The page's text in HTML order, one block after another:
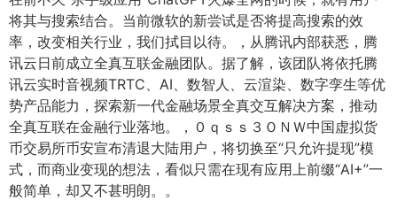
将其与搜索结合。当前微软的新尝试是否将提高搜索的效
率，改变相关行业，我们拭目以待。，从腾讯内部获悉，腾
讯云日前成立全真互联金融团队。据了解，该团队将依托腾
讯云实时音视频TRTC、AI、数智人、云渲染、数字孪生等优
势产品能力，探索新一代金融场景全真交互解决方案，推动
全真互联在金融行业落地。，０ｑｓｓ３ＯＮＷ中国虚拟货
币交易所币安宣布清退大陆用户，将切换至“只允许提现”模
式，而商业变现的想法，看似只需在现有应用上前缀“AI+”一
般简单，却又不甚明朗。。